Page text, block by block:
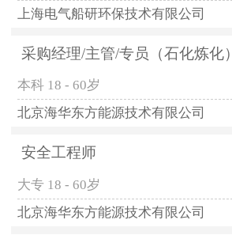
上海电气船研环保技术有限公司
采购经理/主管/专员（石化炼化）
本科 18 - 60岁
北京海华东方能源技术有限公司
安全工程师
大专 18 - 60岁
北京海华东方能源技术有限公司